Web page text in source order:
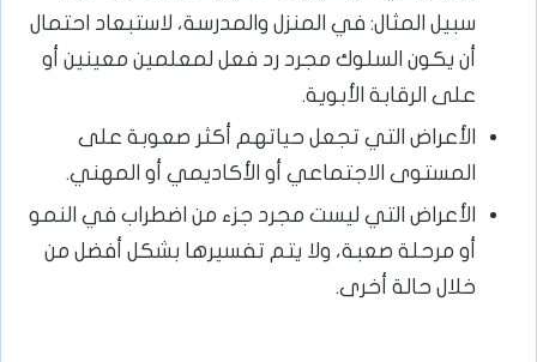
سبيل المثال: في المنزل والمدرسة، لاستبعاد احتمال
أن يكون السلوك مجرد رد فعل لمعلمين معينين أو
على الرقابة الأبوية.
الأعراض التي تجعل حياتهم أكثر صعوبة على
المستوى الاجتماعي أو الأكاديمي أو المهني.
الأعراض التي ليست مجرد جزء من اضطراب في النمو
أو مرحلة صعبة، ولا يتم تفسيرها بشكل أفضل من
خلال حالة أخرى.